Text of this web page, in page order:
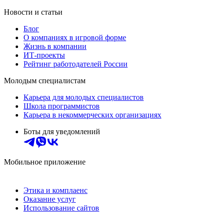
Новости и статьи
Блог
О компаниях в игровой форме
Жизнь в компании
ИТ-проекты
Рейтинг работодателей России
Молодым специалистам
Карьера для молодых специалистов
Школа программистов
Карьера в некоммерческих организациях
Боты для уведомлений
Мобильное приложение
Этика и комплаенс
Оказание услуг
Использование сайтов